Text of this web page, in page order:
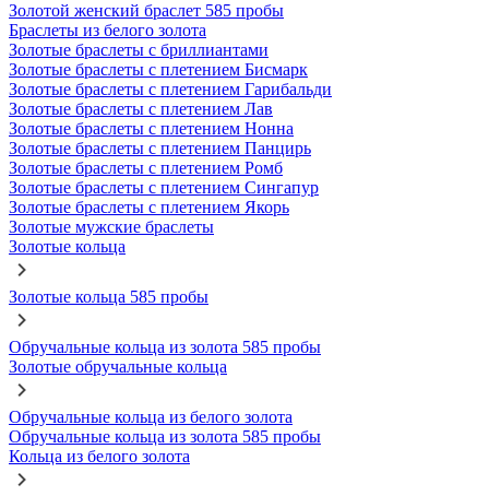
Золотой женский браслет 585 пробы
Браслеты из белого золота
Золотые браслеты с бриллиантами
Золотые браслеты с плетением Бисмарк
Золотые браслеты с плетением Гарибальди
Золотые браслеты с плетением Лав
Золотые браслеты с плетением Нонна
Золотые браслеты с плетением Панцирь
Золотые браслеты с плетением Ромб
Золотые браслеты с плетением Сингапур
Золотые браслеты с плетением Якорь
Золотые мужские браслеты
Золотые кольца
Золотые кольца 585 пробы
Обручальные кольца из золота 585 пробы
Золотые обручальные кольца
Обручальные кольца из белого золота
Обручальные кольца из золота 585 пробы
Кольца из белого золота